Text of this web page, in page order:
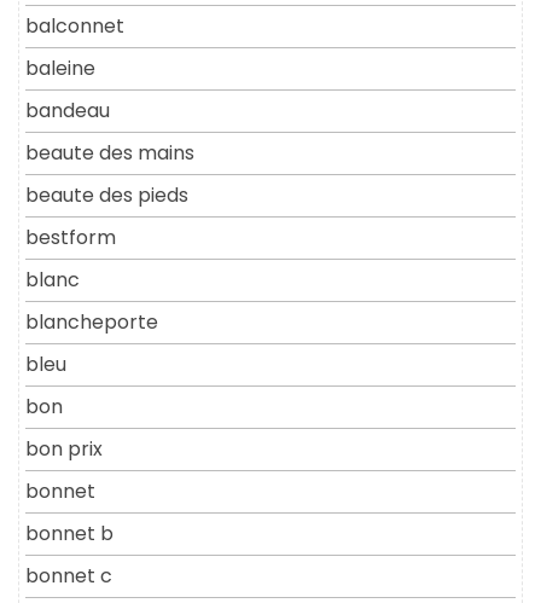
balconnet
baleine
bandeau
beaute des mains
beaute des pieds
bestform
blanc
blancheporte
bleu
bon
bon prix
bonnet
bonnet b
bonnet c